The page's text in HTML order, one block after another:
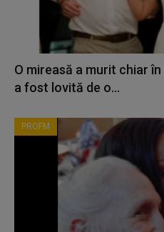
O mireasă a murit chiar
a fost lovită de o...
PROFM